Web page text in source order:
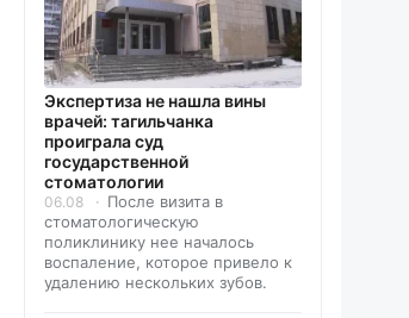
Экспертиза не нашла вины
врачей: тагильчанка
проиграла суд
государственной
стоматологии
06.08
После визита в
стоматологическую
поликлинику нее началось
воспаление, которое привело к
удалению нескольких зубов.